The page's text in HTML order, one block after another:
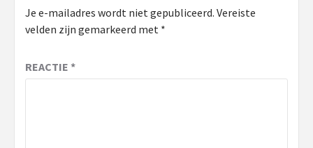
Je e-mailadres wordt niet gepubliceerd. Vereiste
velden zijn gemarkeerd met *
REACTIE *